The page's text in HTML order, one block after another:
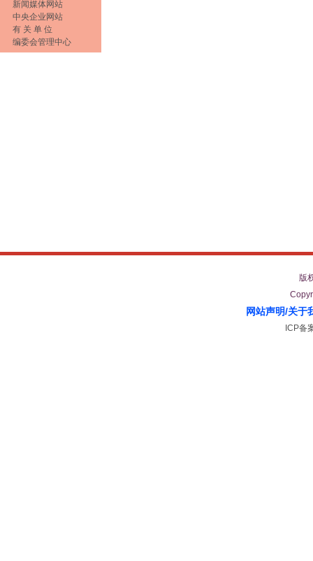
新闻媒体网站
中央企业网站
有 关 单 位
编委会管理中心
版
网站声明/关于
ICP备